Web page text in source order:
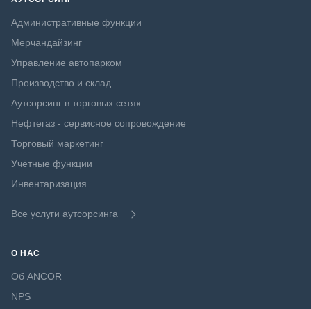
Административные функции
Мерчандайзинг
Управление автопарком
Производство и склад
Аутсорсинг в торговых сетях
Нефтегаз - сервисное сопровождение
Торговый маркетинг
Учётные функции
Инвентаризация
Все услуги аутсорсинга
О НАС
Об ANCOR
NPS